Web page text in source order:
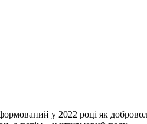
у 2022 році як